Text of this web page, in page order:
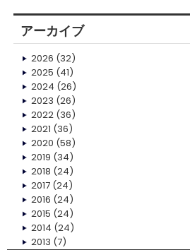
アーカイブ
2026 (32)
2025 (41)
2024 (26)
2023 (26)
2022(36)
2021 (36)
2020 (58)
2019 (34)
2018 (24)
2017(24)
2016 (24)
2015 (24)
2014 (24)
2013 (7)